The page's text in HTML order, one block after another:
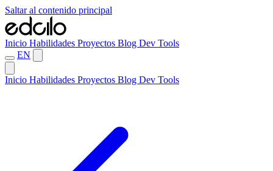
Saltar al contenido principal
Inicio Habilidades Proyectos Blog Dev Tools
EN
Inicio Habilidades Proyectos Blog Dev Tools